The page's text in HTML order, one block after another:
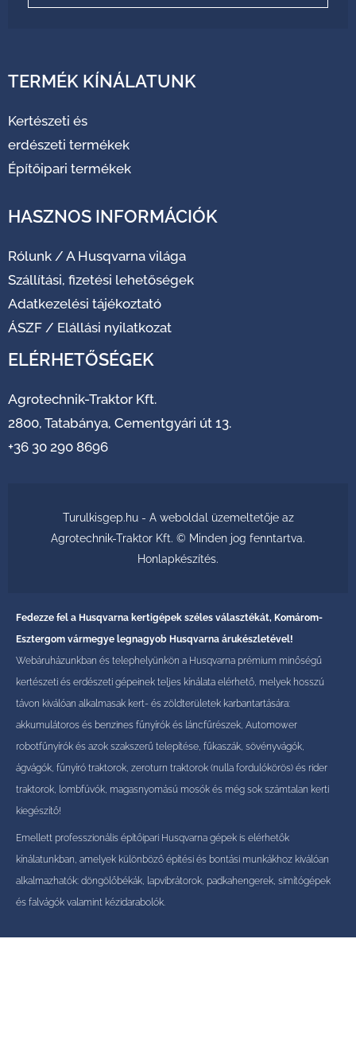
TERMÉK KÍNÁLATUNK
Kertészeti és
erdészeti termékek
Építőipari termékek
HASZNOS INFORMÁCIÓK
Rólunk / A Husqvarna világa
Szállítási, fizetési lehetőségek
Adatkezelési tájékoztató
ÁSZF / Elállási nyilatkozat
ELÉRHETŐSÉGEK
Agrotechnik-Traktor Kft.
2800, Tatabánya, Cementgyári út 13.
+36 30 290 8696
Turulkisgep.hu - A weboldal üzemeltetője az
Agrotechnik-Traktor Kft. © Minden jog fenntartva.
Honlapkészítés.
Fedezze fel a Husqvarna kertigépek széles választékát, Komárom-
Esztergom vármegye legnagyob Husqvarna árukészletével!
Webáruházunkban és telephelyünkön a Husqvarna prémium minőségű
kertészeti és erdészeti gépeinek teljes kínálata elérhető, melyek hosszú
távon kiválóan alkalmasak kert- és zöldterületek karbantartására:
akkumulátoros és benzines fűnyírók és láncfűrészek, Automower
robotfűnyírók és azok szakszerű telepítése, fűkaszák, sövényvágók,
ágvágók, fűnyíró traktorok, zeroturn traktorok (nulla fordulókörös) és rider
traktorok, lombfúvók, magasnyomású mosók és még sok számtalan kerti
kiegészítő!
Emellett professzionális építőipari Husqvarna gépek is elérhetők
kínálatunkban, amelyek különböző építési és bontási munkákhoz kiválóan
alkalmazhatók: döngölőbékák, lapvibrátorok, padkahengerek, simítógépek
és falvágók valamint kézidarabolók.